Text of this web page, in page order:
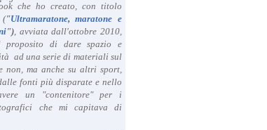
che ho creato, con titolo
("Ultramaratone, maratone e
"), avviata dall'ottobre 2010,
proposito di dare spazio e
ad una serie di materiali sul
non, ma anche su altri sport,
fonti più disparate e nello
un "contenitore" per i
che mi capitava di